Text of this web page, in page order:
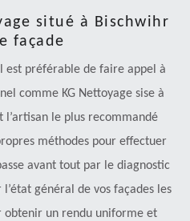
situé à Bischwihr
façade
est préférable de faire appel à
comme KG Nettoyage sise à
l’artisan le plus recommandé
méthodes pour effectuer
avant tout par le diagnostic
général de vos façades les
obtenir un rendu uniforme et